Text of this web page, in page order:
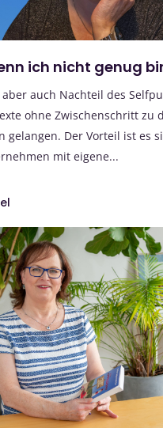
ich nicht genug
aber auch Nachteil des
ohne Zwischenschritt zu
gelangen. Der Vorteil ist es
mit eigene...